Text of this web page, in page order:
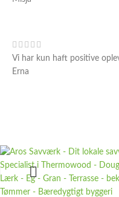
Vi har kun haft positive
Erna